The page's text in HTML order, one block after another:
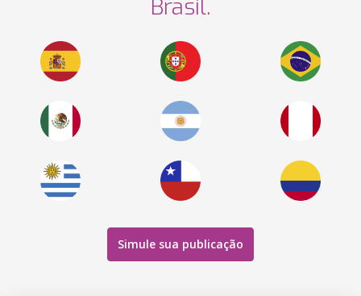
Brasil.
Simule sua publicação